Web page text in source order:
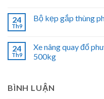
24
Th9
Bộ kẹp gắp thùng
24
Th9
Xe nâng quay đổ
500kg
BÌNH LUẬN